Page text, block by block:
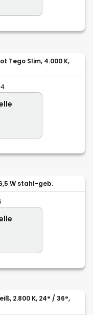
Tego Slim, 4.000 K,
W stahl-geb.
2.800 K, 24° / 36°,